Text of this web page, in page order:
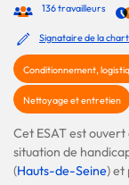
136 travailleurs
Signataire de la
Conditionnement,
Nettoyage et entretien
Cet ESAT est ouvert
situation de
(Hauts-de-Seine) et